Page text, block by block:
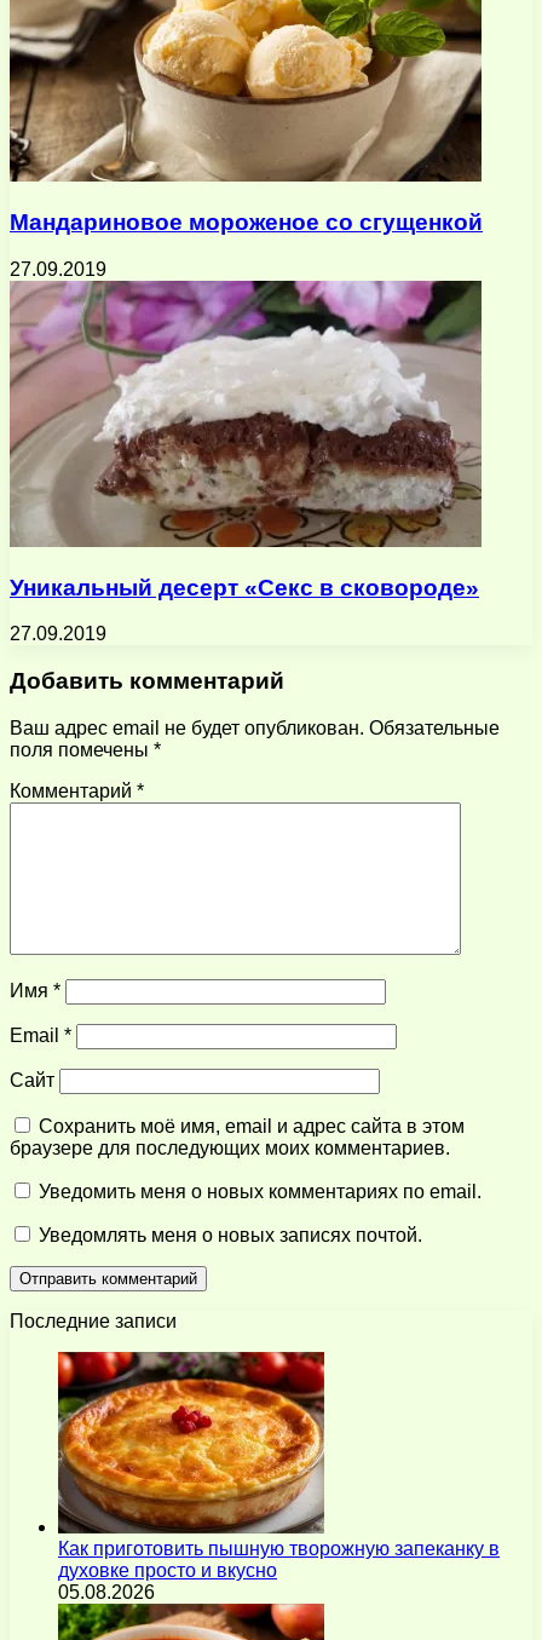
Мандариновое мороженое со сгущенкой
27.09.2019
Уникальный десерт «Секс в сковороде»
27.09.2019
Добавить комментарий
Ваш адрес email не будет опубликован. Обязательные
поля помечены *
Комментарий *
Имя *
Email *
Сайт
Сохранить моё имя, email и адрес сайта в этом
браузере для последующих моих комментариев.
Уведомить меня о новых комментариях по email.
Уведомлять меня о новых записях почтой.
Последние записи
Как приготовить пышную творожную запеканку в
духовке просто и вкусно
05.08.2026